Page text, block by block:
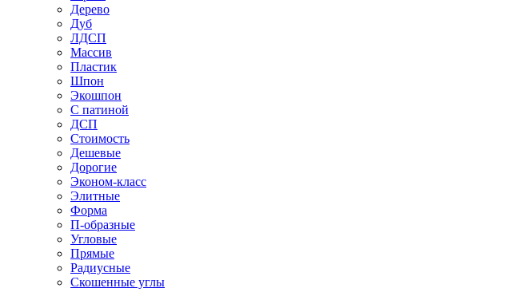
Дерево
Дуб
ЛДСП
Массив
Пластик
Шпон
Экошпон
С патиной
ДСП
Стоимость
Дешевые
Дорогие
Эконом-класс
Элитные
Форма
П-образные
Угловые
Прямые
Радиусные
Скошенные углы